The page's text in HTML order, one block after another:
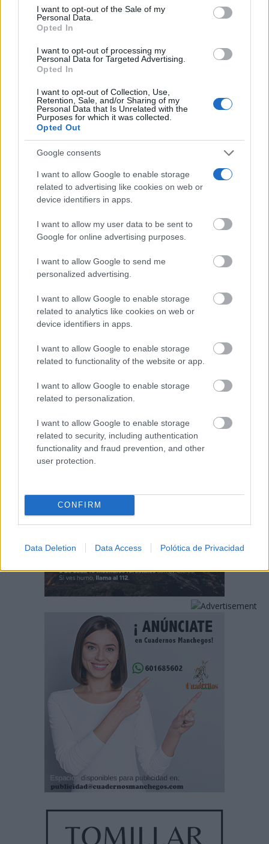
Please note that this website/app uses one or more Google
services and may gather and store information including but
not limited to your visit or usage behaviour. You may click to
use your data for below specified purposes in below Google
consent section.
I want to opt-out of the Sale of my
Personal Data.
Opted In
I want to opt-out of processing my
Personal Data for Targeted Advertising.
Opted In
I want to opt-out of Collection, Use,
Retention, Sale, and/or Sharing of my
Personal Data that Is Unrelated with the
Purposes for which it was collected.
Opted Out
Google consents
I want to allow Google to enable storage
related to advertising like cookies on web or
device identifiers in apps.
I want to allow my user data to be sent to
Google for online advertising purposes.
I want to allow Google to send me
personalized advertising.
I want to allow Google to enable storage
related to analytics like cookies on web or
device identifiers in apps.
I want to allow Google to enable storage
related to functionality of the website or app.
I want to allow Google to enable storage
related to personalization.
I want to allow Google to enable storage
related to security, including authentication
functionality and fraud prevention, and other
user protection.
CONFIRM
Data Deletion Data Access Polótica de Privacidad
Núñez lamenta que CLM siga siendo la peor
06/08/2026
cultura, tradición y...
06/08/2026
CCOO Castilla-La Mancha exige reforzar la
prevención frente al estrés térmico...